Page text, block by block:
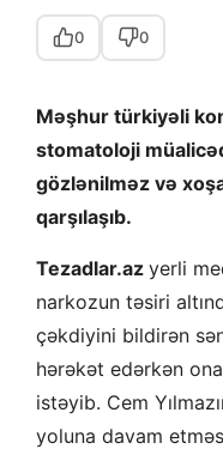
0 0
Məşhur türkiyəli
stomatoloji
gözlənilməz və
qarşılaşıb.
Tezadlar.az yerli
narkozun təsiri
çəkdiyini bildirən
hərəkət edərkən
istəyib. Cem
yoluna davam